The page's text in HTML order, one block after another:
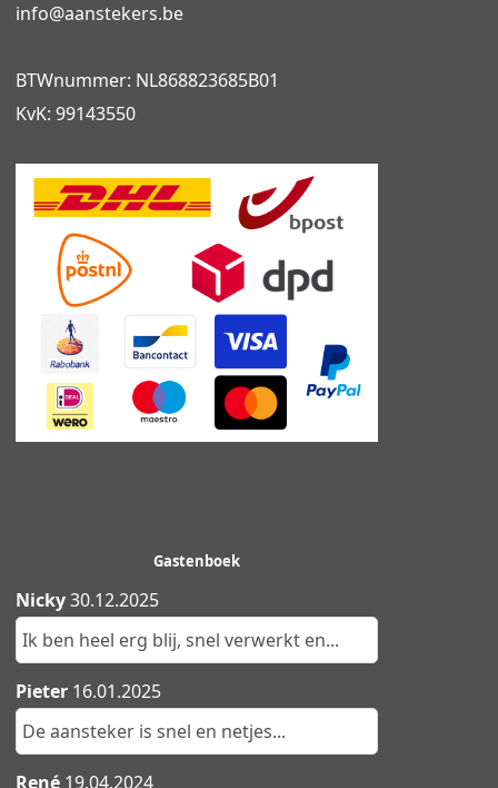
info@aanstekers.be
BTWnummer: NL868823685B01
KvK: 99143550
Gastenboek
Nicky30.12.2025
Ik ben heel erg blij, snel verwerkt en...
Pieter 16.01.2025
De aansteker is snel en netjes...
René 19.04.2024